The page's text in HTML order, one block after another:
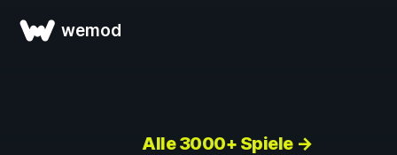
wemod
Alle 3000+ Spiele →